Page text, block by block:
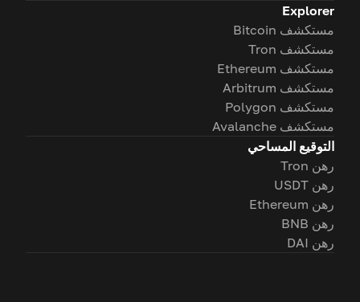
Explorer
مستكشف Bitcoin
مستكشف Tron
مستكشف Ethereum
مستكشف Arbitrum
مستكشف Polygon
مستكشف Avalanche
التوقيع المساحي
رهن Tron
رهن USDT
رهن Ethereum
رهن BNB
رهن DAI